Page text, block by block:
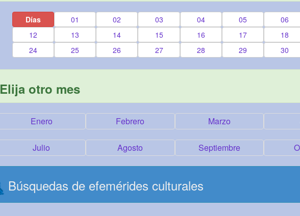
Días 01 02 03 04 05 06
12
13 14 15 16 17 18
24
25 26 27 28 29 30
Elija otro mes
Enero Febrero Marzo
Julio Agosto Septiembre
Búsquedas de efemérides culturales